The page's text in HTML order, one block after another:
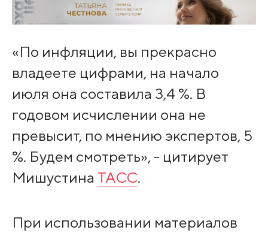
«По инфляции, вы прекрасно
владеете цифрами, на начало
июля она составила 3,4 %. В
годовом исчислении она не
превысит, по мнению экспертов, 5
%. Будем смотреть», - цитирует
Мишустина ТАСС.
При использовании материалов